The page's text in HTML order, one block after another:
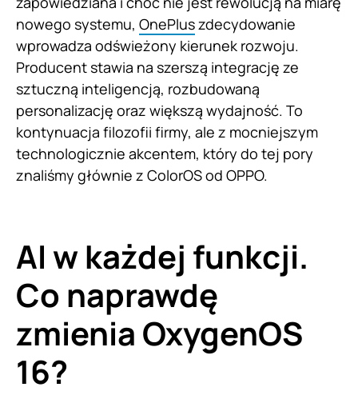
nowego systemu, OnePluszdecydowanie
wprowadza odświeżony kierunek rozwoju.
Producent stawia na szerszą integrację ze
sztuczną inteligencją, rozbudowaną
personalizację oraz większą wydajność. To
kontynuacja filozofii firmy, ale z mocniejszym
technologicznie akcentem, który do tej pory
znaliśmy głównie z ColorOS od OPPO.
AI w każdej funkcji.
Co naprawdę
zmienia OxygenOS
16?